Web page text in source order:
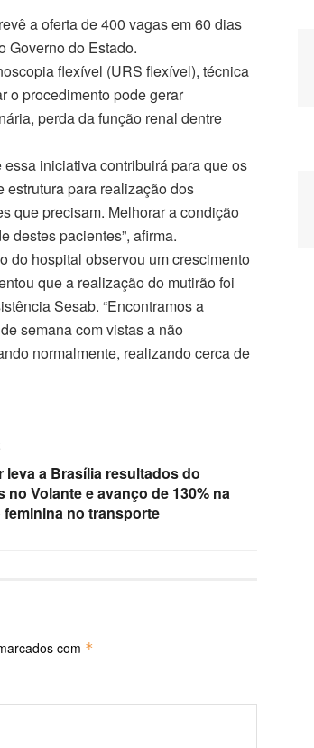
a oferta de 400 vagas em 60 dias
Governo do Estado.
flexível (URS flexível), técnica
o procedimento pode gerar
perda da função renal dentre
iniciativa contribuirá para que os
estrutura para realização dos
que precisam. Melhorar a condição
destes pacientes”, afirma.
do hospital observou um crescimento
que a realização do mutirão foi
Sesab. “Encontramos a
semana com vistas a não
normalmente, realizando cerca de
leva a Brasília resultados do
no Volante e avanço de 130% na
no transporte
com *